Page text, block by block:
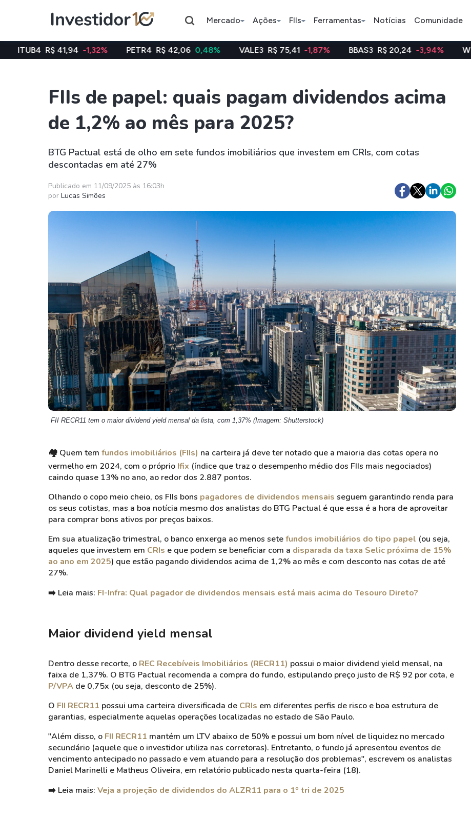
Mercado Ações FIIs Ferramentas Notícias Comunidade
Assuntos do momento
Índice
Ibovespa
Índice
Selic
Índice
Bradesco
Ações
Taesa
Itausa
Ver todos
FIIs
XPML11
KNCR11
Ver todos
HASH11
Ver todos
Google
Bitcoin
Ethereum
Binance Coin
41,94 -1,32% PETR4 R$ 42,06 0,48% VALE3 R$ 75,41 -1,87% BBAS3 R$ 20,24 -3,94% WEGE3 R$
FIIs de papel: quais pagam dividendos acima
de 1,2% ao mês para 2025?
BTG Pactual está de olho em sete fundos imobiliários que investem em CRIs, com cotas
descontadas em até 27%
Publicado em 11/09/2025 às 16:03h
por Lucas Simões
FII RECR11 tem o maior dividend yield mensal da lista, com 1,37% (Imagem: Shutterstock)
🏘️ Quem tem fundos imobiliários (FIIs) na carteira já deve ter notado que a maioria das cotas opera no
vermelho em 2024, com o próprio Ifix (índice que traz o desempenho médio dos FIIs mais negociados)
caindo quase 13% no ano, ao redor dos 2.887 pontos.
Olhando o copo meio cheio, os FIIs bons pagadores de dividendos mensais seguem garantindo renda para
os seus cotistas, mas a boa notícia mesmo dos analistas do BTG Pactual é que essa é a hora de aproveitar
para comprar bons ativos por preços baixos.
Em sua atualização trimestral, o banco enxerga ao menos setefundos imobiliários do tipo papel (ou seja,
aqueles que investem em CRIs e que podem se beneficiar com a disparada da taxa Selic próxima de 15%
ao ano em 2025) que estão pagando dividendos acima de 1,2% ao mês e com desconto nas cotas de até
27%.
➡️ Leia mais: FI-Infra: Qual pagador de dividendos mensais está mais acima do Tesouro Direto?
Maior dividend yield mensal
Dentro desse recorte, o REC Recebíveis Imobiliários (RECR11) possui o maior dividend yield mensal, na
faixa de 1,37%. O BTG Pactual recomenda a compra do fundo, estipulando preço justo de R$ 92 por cota, e
P/VPA de 0,75x (ou seja, desconto de 25%).
O FII RECR11 possui uma carteira diversificada de CRIs em diferentes perfis de risco e boa estrutura de
garantias, especialmente aquelas operações localizadas no estado de São Paulo.
"Além disso, o FII RECR11 mantém um LTV abaixo de 50% e possui um bom nível de liquidez no mercado
secundário (aquele que o investidor utiliza nas corretoras). Entretanto, o fundo já apresentou eventos de
vencimento antecipado no passado e vem atuando para a resolução dos problemas", escrevem os analistas
Daniel Marinelli e Matheus Oliveira, em relatório publicado nesta quarta-feira (18).
➡️ Leia mais: Veja a projeção de dividendos do ALZR11 para o 1º tri de 2025